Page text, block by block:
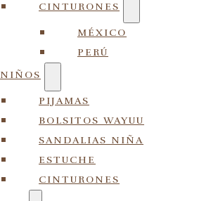
CINTURONES
MÉXICO
PERÚ
NIÑOS
PIJAMAS
BOLSITOS WAYUU
SANDALIAS NIÑA
ESTUCHE
CINTURONES